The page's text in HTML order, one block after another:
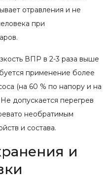
отравления и не
при
ВПР в 2-3 раза выше
применение более
(на 60 % по напору и на
допускается перегрев
необратимым
и состава.
и